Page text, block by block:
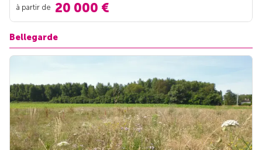
à partir de 20 000 €
Bellegarde